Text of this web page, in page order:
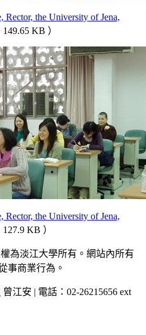
the University of Jena,
KB ）
the University of Jena,
KB ）
為淡江大學所有。網站內所有
事商業行為。
曾江安 | 電話：02-26215656 ext